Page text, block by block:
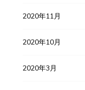
2020年11月
2020年10月
2020年3月